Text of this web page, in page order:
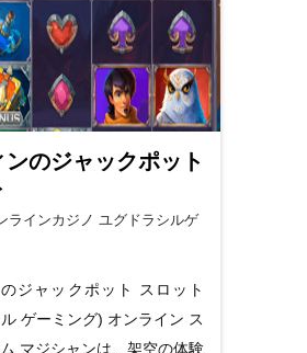
ンのジャックポット
ラインカジノ ユグドラシルゲ
ジャックポット スロット
ゲーミング) オンライン ス
マジシャンは、架空の体験